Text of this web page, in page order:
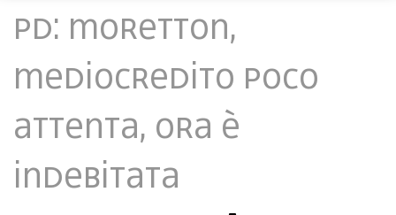
PD: Moretton,
Mediocredito poco
attenta, ora è
indebitata